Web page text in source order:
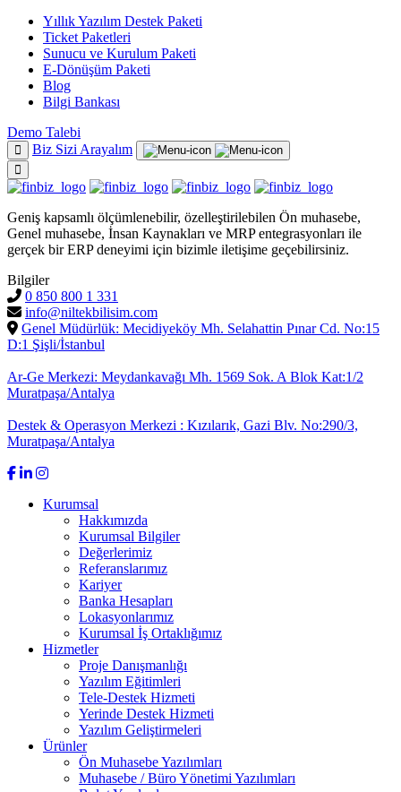
Yıllık Yazılım Destek Paketi
Ticket Paketleri
Sunucu ve Kurulum Paketi
E-Dönüşüm Paketi
Blog
Bilgi Bankası
Demo Talebi
Biz Sizi Arayalım
Geniş kapsamlı ölçümlenebilir, özelleştirilebilen Ön muhasebe,
Genel muhasebe, İnsan Kaynakları ve MRP entegrasyonları ile
gerçek bir ERP deneyimi için bizimle iletişime geçebilirsiniz.
Bilgiler
0 850 800 1 331
info@niltekbilisim.com
Genel Müdürlük: Mecidiyeköy Mh. Selahattin Pınar Cd. No:15
D:1 Şişli/İstanbul
Ar-Ge Merkezi: Meydankavağı Mh. 1569 Sok. A Blok Kat:1/2
Muratpaşa/Antalya
Destek & Operasyon Merkezi : Kızılarık, Gazi Blv. No:290/3,
Muratpaşa/Antalya
Kurumsal
Hakkımızda
Kurumsal Bilgiler
Değerlerimiz
Referanslarımız
Kariyer
Banka Hesapları
Lokasyonlarımız
Kurumsal İş Ortaklığımız
Hizmetler
Proje Danışmanlığı
Yazılım Eğitimleri
Tele-Destek Hizmeti
Yerinde Destek Hizmeti
Yazılım Geliştirmeleri
Ürünler
Ön Muhasebe Yazılımları
Muhasebe / Büro Yönetimi Yazılımları